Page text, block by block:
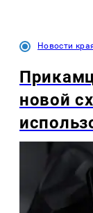
Новости
новой